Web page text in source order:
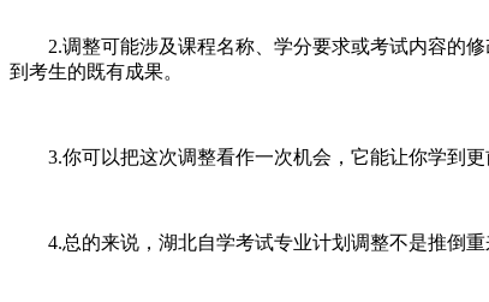
2.调整可能涉及课程名称、学分要求或考试内容的修
到考生的既有成果。
3.你可以把这次调整看作一次机会，它能让你学到更
4.总的来说，湖北自学考试专业计划调整不是推倒重